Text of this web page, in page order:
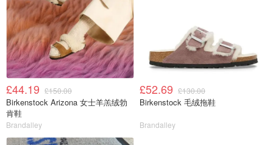
£44.19 £150.00
Birkenstock Arizona 女士羊羔绒勃
肯鞋
Brandalley
£52.69 £130.00
Birkenstock 毛绒拖鞋
Brandalley